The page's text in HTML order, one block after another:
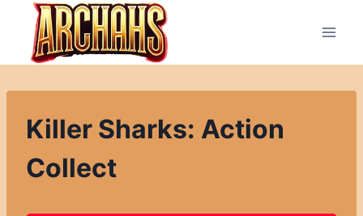
Přeskočit
obsah
Killer Sharks: Action
Collect